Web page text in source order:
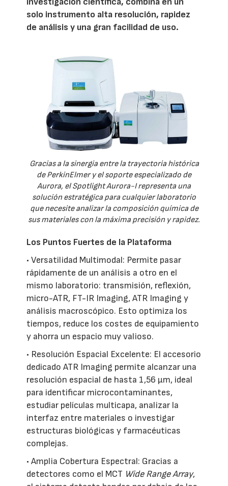
solo instrumento alta resolución, rapidez
de análisis y una gran facilidad de uso.
Gracias a la sinergia entre la trayectoria histórica
de PerkinElmer y el soporte especializado de
Aurora, el Spotlight Aurora-I representa una
solución estratégica para cualquier laboratorio
que necesite analizar la composición química de
sus materiales con la máxima precisión y rapidez.
Los Puntos Fuertes de la Plataforma
• Versatilidad Multimodal: Permite pasar
rápidamente de un análisis a otro en el
mismo laboratorio: transmisión, reflexión,
micro-ATR, FT-IR Imaging, ATR Imaging y
análisis macroscópico. Esto optimiza los
tiempos, reduce los costes de equipamiento
y ahorra un espacio muy valioso.
• Resolución Espacial Excelente: El accesorio
dedicado ATR Imaging permite alcanzar una
resolución espacial de hasta 1,56 µm, ideal
para identificar microcontaminantes,
estudiar películas multicapa, analizar la
interfaz entre materiales o investigar
estructuras biológicas y farmacéuticas
complejas.
• Amplia Cobertura Espectral: Gracias a
detectores como el MCT Wide Range Array,